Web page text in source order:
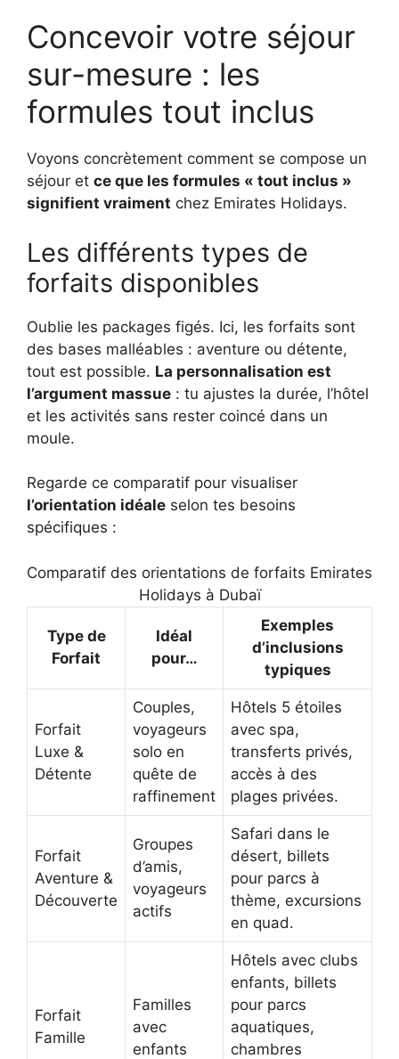
Concevoir votre séjour
sur-mesure : les
formules tout inclus
Voyons concrètement comment se compose un
séjour et ce que les formules « tout inclus »
signifient vraiment chez Emirates Holidays.
Les différents types de
forfaits disponibles
Oublie les packages figés. Ici, les forfaits sont
des bases malléables : aventure ou détente,
tout est possible. La personnalisation est
l’argument massue : tu ajustes la durée, l’hôtel
et les activités sans rester coincé dans un
moule.
Regarde ce comparatif pour visualiser
l’orientation idéale selon tes besoins
spécifiques :
Comparatif des orientations de forfaits Emirates
Holidays à Dubaï
Type de
Forfait
Idéal
pour…
Exemples
d’inclusions
typiques
Forfait
Luxe &
Détente
Couples,
voyageurs
solo en
quête de
raffinement
Hôtels 5 étoiles
avec spa,
transferts privés,
accès à des
plages privées.
Forfait
Aventure &
Découverte
Groupes
d’amis,
voyageurs
actifs
Safari dans le
désert, billets
pour parcs à
thème, excursions
en quad.
Forfait
Famille
Familles
avec
enfants
Hôtels avec clubs
enfants, billets
pour parcs
aquatiques,
chambres